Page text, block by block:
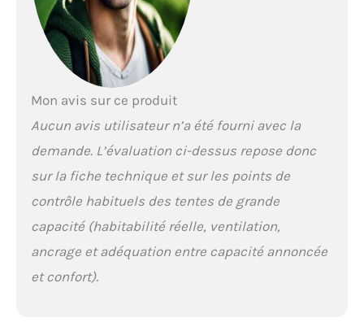
arceaux marqués de
couleur et les
instructions claires
résistante aux
colonne d'eau de 5000
mm et des coutures
étanches de haute
qualité ✔ Tente
familiale bien pensée
avec de nombreux
extras : fenêtres et
entrées avec
Mon avis sur ce produit
Aucun avis utilisateur n’a été fourni avec la
demande. L’évaluation ci-dessus repose donc
sur la fiche technique et sur les points de
contrôle habituels des tentes de grande
capacité (habitabilité réelle, ventilation,
ancrage et adéquation entre capacité annoncée
et confort).